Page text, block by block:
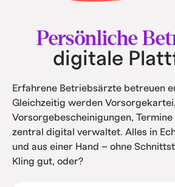
und Service.
Persönliche
digitale
Erfahrene Betriebsärzte betreuen
Gleichzeitig werden Vorsorgekartei,
Vorsorgebescheinigungen,
zentral digital verwaltet. Alles in
und aus einer Hand – ohne
Kling gut, oder?